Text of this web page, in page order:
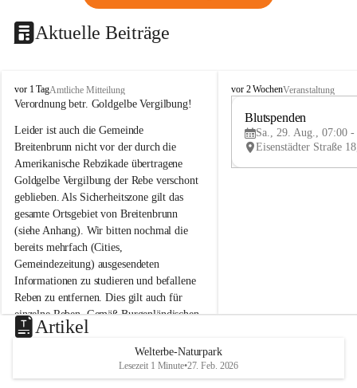
Aktuelle Beiträge
B
r
i
t
e
n
b
r
u
n
n
a
m
N
e
u
s
d
vor 1 TagAmtliche Mitteilung
Verordnung betr. Goldgelbe Vergilbung!
Leider ist auch die Gemeinde
Breitenbrunn nicht vor der durch die
Amerikanische Rebzikade übertragene
Goldgelbe Vergilbung der Rebe verschont
geblieben. Als Sicherheitszone gilt das
gesamte Ortsgebiet von Breitenbrunn
(siehe Anhang). Wir bitten nochmal die
bereits mehrfach (Cities,
Gemeindezeitung) ausgesendeten
Informationen zu studieren und befallene
Reben zu entfernen. Dies gilt auch für
einzelne Reben. Gemäß Burgenländischen
Weinbaugesetz sind nicht gepflegte oder
unzulässige Weingärten zu roden! Bitte
helfen wir zusammen um unsere Winzer
vor den prognostizierten Ernteausfällen
B
e
u
e
d
vor 2 WochenVeranstaltung
Blutspenden
Sa., 29. Aug., 07:00 -
Artikel
Welterbe-Naturpark
Lesezeit 1 Minute•27. Feb. 2026